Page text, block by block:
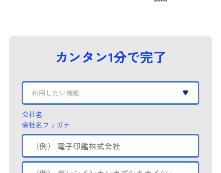
カンタン1分で完了
利用したい機能
会社名
会社名フリガナ